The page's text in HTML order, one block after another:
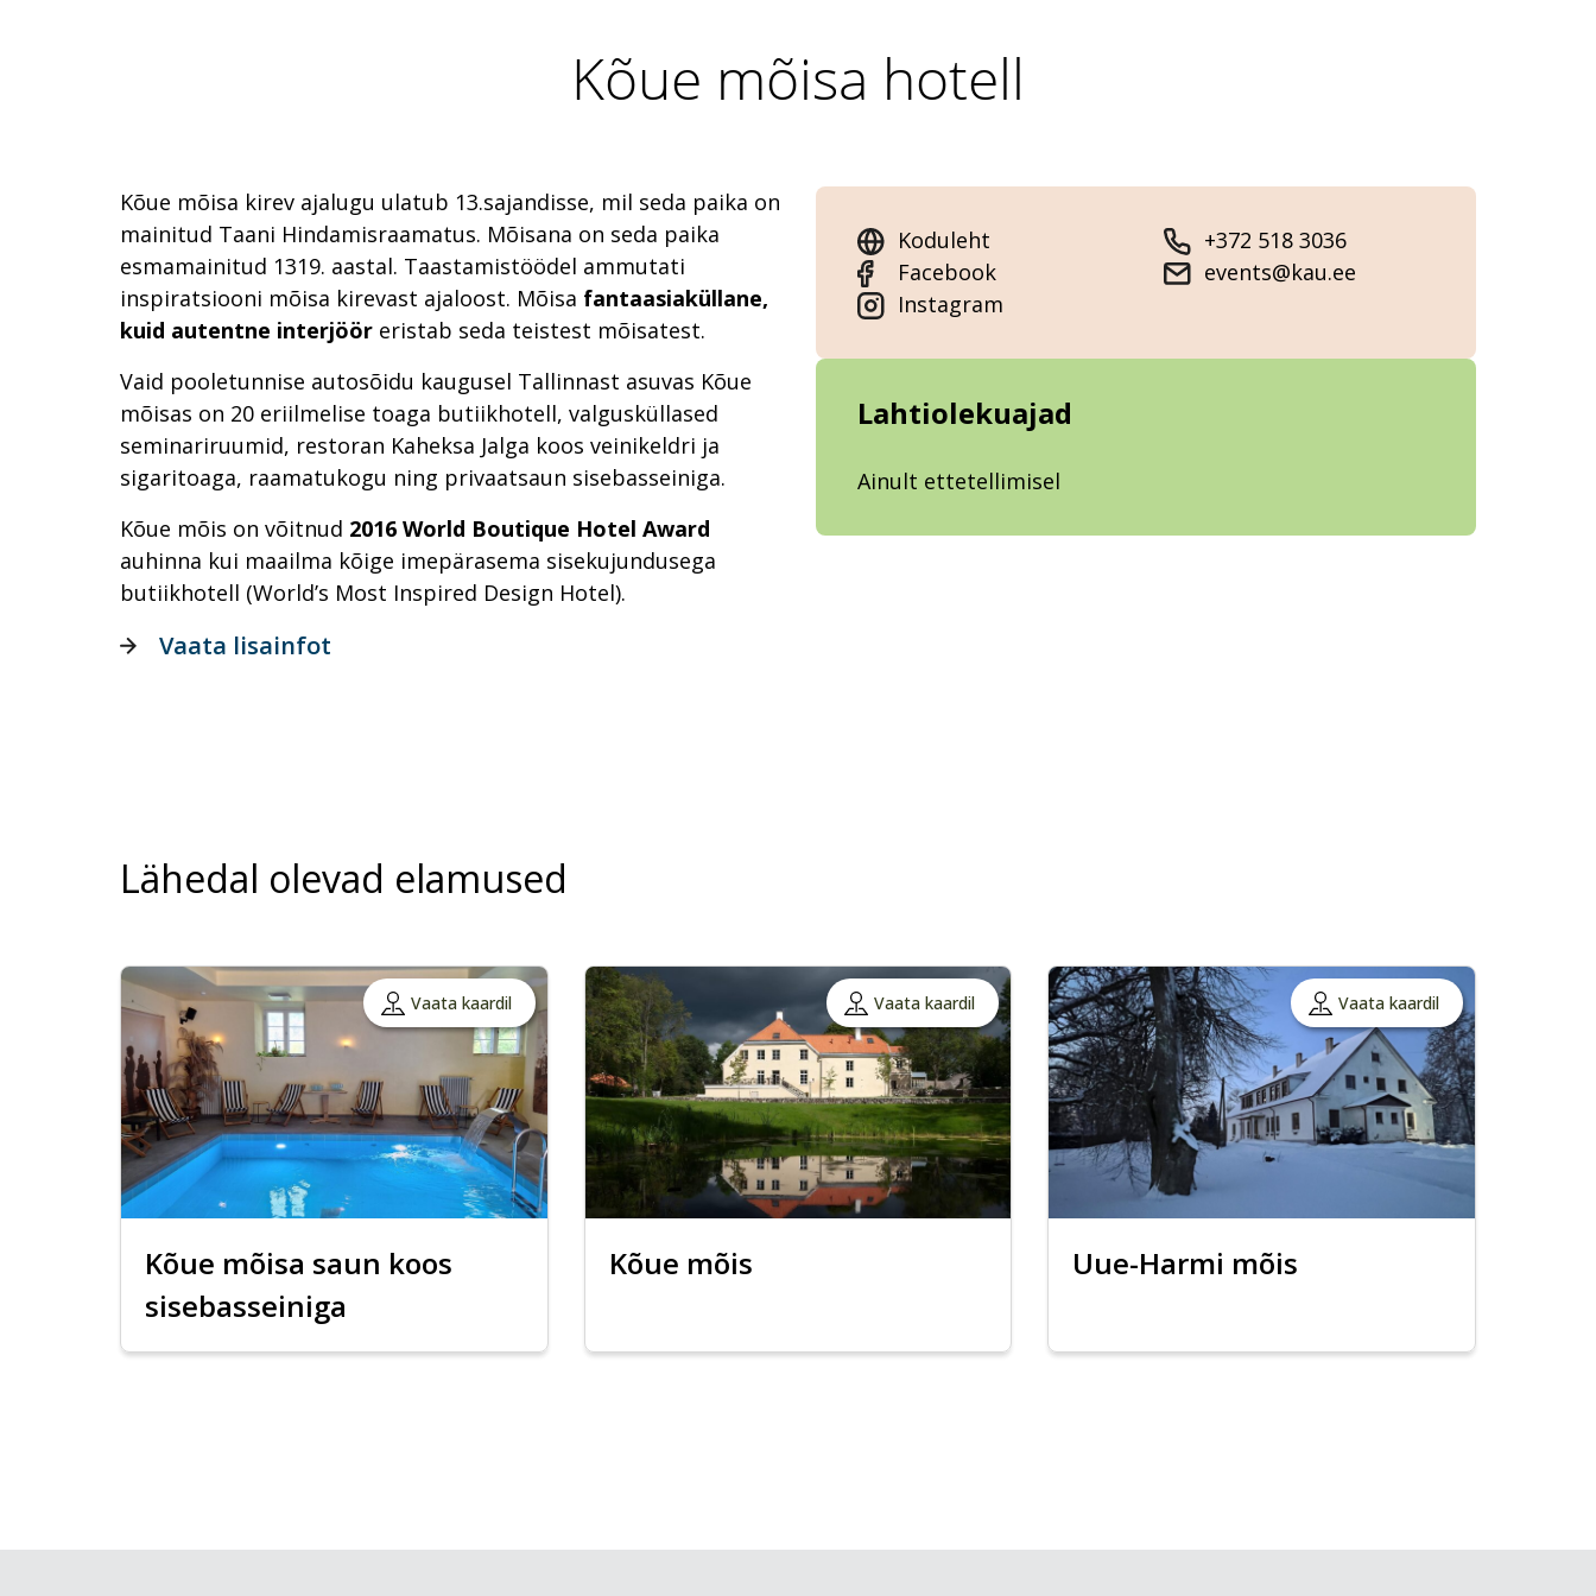
Kõue mõisa hotell
Kõue mõisa kirev ajalugu ulatub 13.sajandisse, mil seda paika on
mainitud Taani Hindamisraamatus. Mõisana on seda paika
esmamainitud 1319. aastal. Taastamistöödel ammutati
inspiratsiooni mõisa kirevast ajaloost. Mõisa fantaasiaküllane,
kuid autentne interjöör eristab seda teistest mõisatest.
Vaid pooletunnise autosõidu kaugusel Tallinnast asuvas Kõue
mõisas on 20 eriilmelise toaga butiikhotell, valgusküllased
seminariruumid, restoran Kaheksa Jalga koos veinikeldri ja
sigaritoaga, raamatukogu ning privaatsaun sisebasseiniga.
Kõue mõis on võitnud 2016 World Boutique Hotel Award
auhinna kui maailma kõige imepärasema sisekujundusega
butiikhotell (World’s Most Inspired Design Hotel).
Koduleht
Facebook
Instagram
+372 518 3036
events@kau.ee
Lahtiolekuajad
Ainult ettetellimisel
Vaata lisainfot
Lähedal olevad elamused
Vaata kaardil
Kõue mõisa saun koos
sisebasseiniga
Vaata kaardil
Kõue mõis
Vaata kaardil
Uue-Harmi mõis